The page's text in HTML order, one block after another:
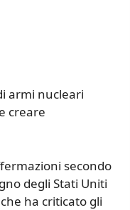
armi nucleari
creare
secondo
degli Stati Uniti
ha criticato gli